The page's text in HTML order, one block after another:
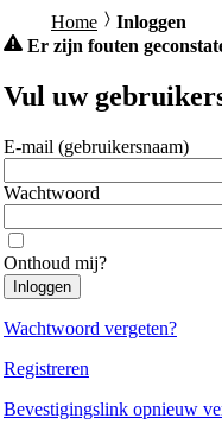
Home
Inloggen
Er zijn fouten
Vul uw
E-mail (gebruikersnaam)
Wachtwoord
Onthoud mij?
Inloggen
Wachtwoord vergeten?
Registreren
Bevestigingslink opnieuw